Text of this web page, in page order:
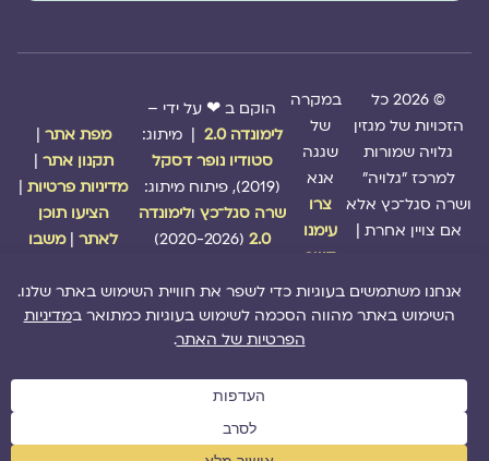
© 2026 כל
הזכויות של מגזין
גלויה שמורות
למרכז "גלויה"
ושרה סגל־כץ אלא
אם צויין אחרת |
במקרה
של
שגגה
אנא
צרו
עימנו
קשר
הוקם ב ❤ על ידי –
לימונדה 2.0
| מיתוג:
סטודיו נופר דסקל
שרה סגל־כץולימונדה
2.0
(2020-2026)
מפת אתר|
תקנון אתר|
מדיניות פרטיות|
הציעו תוכן
לאתר| משבו